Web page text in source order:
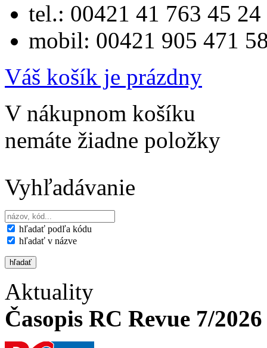
tel.: 00421 41 763 45 24
mobil: 00421 905 471
Váš košík je prázdny
V nákupnom košíku
nemáte žiadne položky
Vyhľadávanie
hľadať podľa kódu
hľadať v názve
Aktuality
Časopis RC Revue 7/